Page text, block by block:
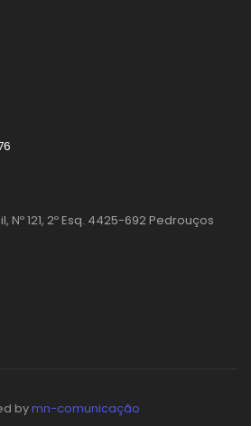
Nº 121, 2º Esq. 4425-692 Pedrouços
bymn-comunicação